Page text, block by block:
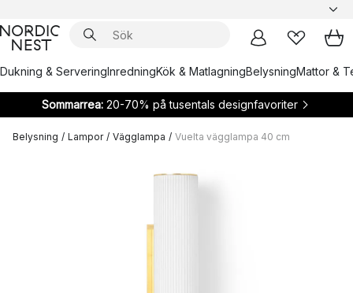
Dukning & ServeringInredningKök & MatlagningBelysningMattor &
Sommarrea:20-70% på tusentals designfavoriter
Belysning / Lampor / Vägglampa / Vuelta vägglampa 40 cm